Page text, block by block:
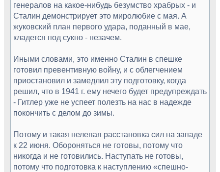
генералов на какое-нибудь безумство храбрых - и
Сталин демонстрирует это миролюбие с мая. А
жуковский план первого удара, поданный в мае,
кладется под сукно - незачем.
Иными словами, это именно Сталин в спешке
готовил превентивную войну, и с облегчением
приостановил и замедлил эту подготовку, когда
решил, что в 1941 г. ему нечего будет предупреждать
- Гитлер уже не успеет полезть на нас в надежде
покончить с делом до зимы.
Потому и такая нелепая расстановка сил на западе
к 22 июня. Обороняться не готовы, потому что
никогда и не готовились. Наступать не готовы,
потому что подготовка к наступлению «спешно-